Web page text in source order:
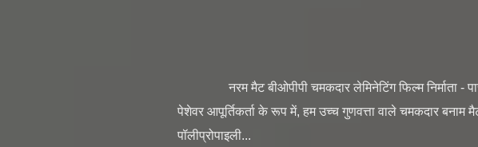
पेशेवर आपूर्तिकर्ता के रूप में, हम उच्च गुणवत्ता वाले चमकदार
पॉलीप्रोपाइली...